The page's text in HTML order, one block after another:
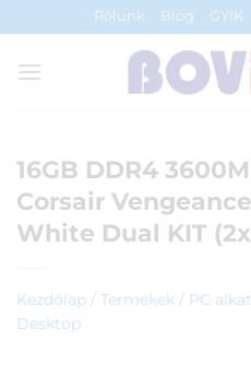
to
content
Rólunk Blog GYIK
16GB DDR4
Corsair
White Dual KIT
Kezdőlap / Termékek / PC
Desktop